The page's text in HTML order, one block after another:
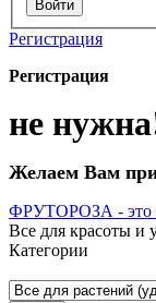
Регистрация
Регистрация
не
Желаем Вам
ФРУТОРОЗА -
Все для красоты и
Категории